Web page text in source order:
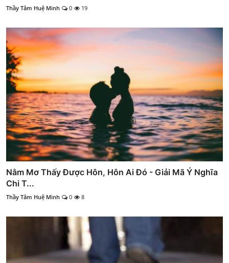
Thầy Tâm Huệ Minh 0 19
Nằm Mơ Thấy Được Hôn, Hôn Ai Đó - Giải Mã Ý Nghĩa
Chi T...
Thầy Tâm Huệ Minh 0 8